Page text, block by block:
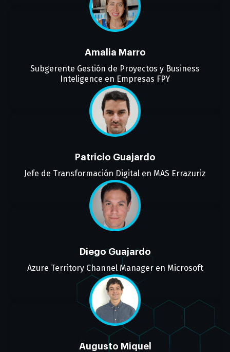
Amalia Marro
Subgerente Gestión de Proyectos y Business
Inteligence en Empresas FPY
Patricio Guajardo
Jefe de Transformación Digital en MAS Errazuriz
Diego Guajardo
Azure Territory Channel Manager en Microsoft
Augusto Miquel